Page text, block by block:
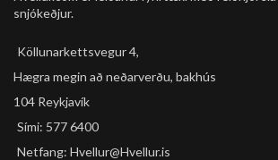
snjókeðjur.
Köllunarkettsvegur 4,
Hægra megin að neðarverðu, bakhús
104 Reykjavík
Sími: 577 6400
Netfang: Hvellur@Hvellur.is